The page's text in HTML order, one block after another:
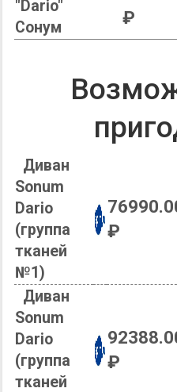
"Dario"
Сонум
₽
Диван
Sonum
Dario
(группа
тканей
№1)
₽
Диван
Sonum
Dario
(группа
тканей
₽